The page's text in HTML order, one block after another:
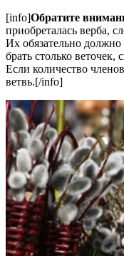
[info]Обратите
приобреталась верба,
Их обязательно
брать столько веточек,
Если количество
ветвь.[/info]